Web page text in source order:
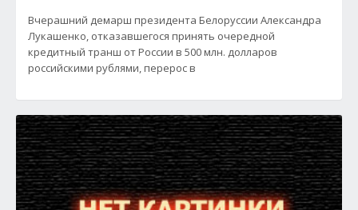
Вчерашний демарш президента Белоруссии Александра
Лукашенко, отказавшегося принять очередной
кредитный транш от России в 500 млн. долларов
российскими рублями, перерос в